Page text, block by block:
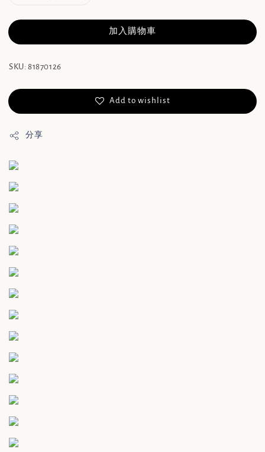
加入購物車
SKU: 81870126
Add to wishlist
分享